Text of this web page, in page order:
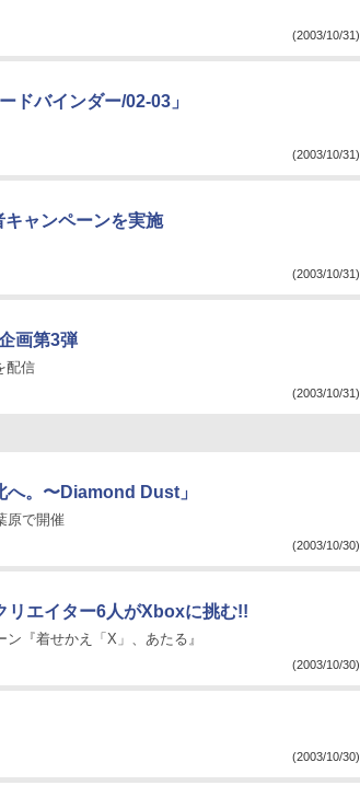
(2003/10/31)
ドバインダー/02-03」
(2003/10/31)
ャンペーンを実施
(2003/10/31)
画第3弾
配信
(2003/10/31)
へ。〜Diamond Dust」
原で開催
(2003/10/30)
リエイター6人がXboxに挑む!!
『着せかえ「X」、あたる』
(2003/10/30)
(2003/10/30)